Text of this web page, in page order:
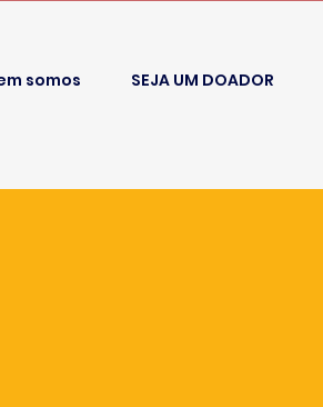
somos SEJA UM DOADOR